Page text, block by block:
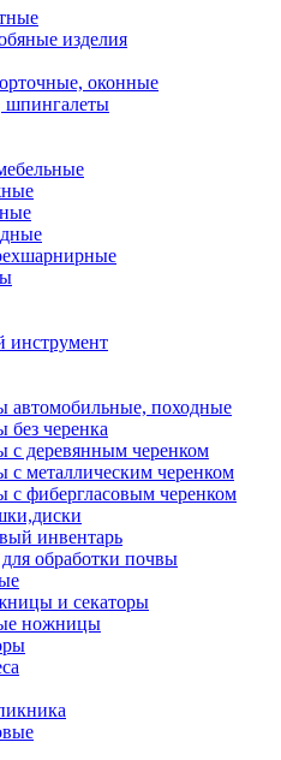
изделия
оконные
шпингалеты
инструмент
автомобильные, походные
без черенка
с деревянным черенком
с металлическим черенком
с фибергласовым черенком
инвентарь
обработки почвы
и секаторы
ножницы